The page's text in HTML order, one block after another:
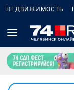
НЕДВИЖИМОСТЬ